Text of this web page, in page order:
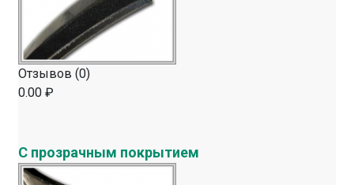
Отзывов (0)
0.00 ₽
С прозрачным покрытием